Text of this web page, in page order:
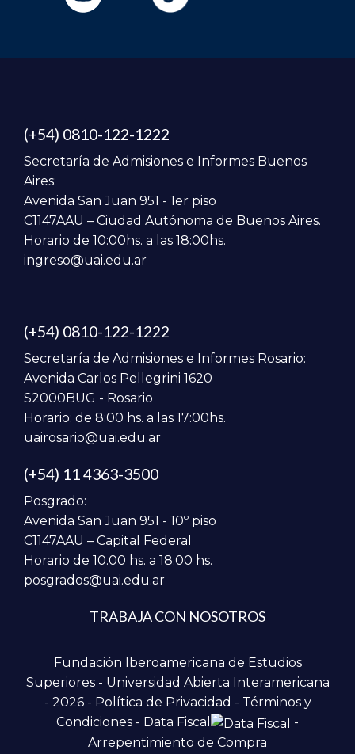
(+54) 0810-122-1222
Secretaría de Admisiones e Informes Buenos
Aires:
Avenida San Juan 951 - 1er piso
C1147AAU – Ciudad Autónoma de Buenos Aires.
Horario de 10:00hs. a las 18:00hs.
ingreso@uai.edu.ar
(+54) 0810-122-1222
Secretaría de Admisiones e Informes Rosario:
Avenida Carlos Pellegrini 1620
S2000BUG - Rosario
Horario: de 8:00 hs. a las 17:00hs.
uairosario@uai.edu.ar
(+54) 11 4363-3500
Posgrado:
Avenida San Juan 951 - 10º piso
C1147AAU – Capital Federal
Horario de 10.00 hs. a 18.00 hs.
posgrados@uai.edu.ar
TRABAJA CON NOSOTROS
Fundación Iberoamericana de Estudios
Superiores - Universidad Abierta Interamericana
- 2026 - Política de Privacidad - Términos y
Condiciones - Data Fiscal
-
Arrepentimiento de Compra